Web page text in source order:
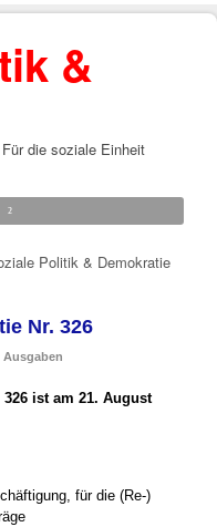
&
die soziale Einheit
Politik & Demokratie
Nr. 326
Ausgaben
326 ist am 21. August
für die (Re-)